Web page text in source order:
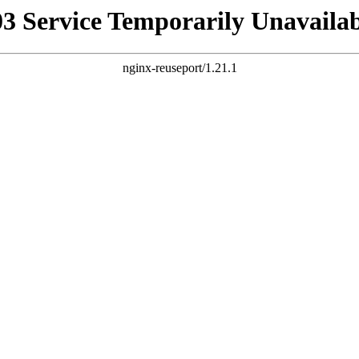
Service Temporarily
nginx-reuseport/1.21.1